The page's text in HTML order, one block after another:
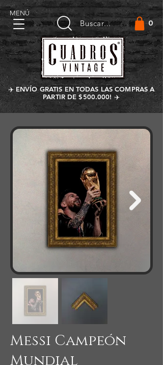
Buscar...
MENÚ
0
✈️ ENVÍO GRATIS EN TODAS LAS COMPRAS A
PARTIR DE $500.000! ✈️
Messi Campeón
Mundial